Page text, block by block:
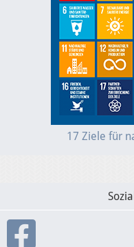
17 Ziele für